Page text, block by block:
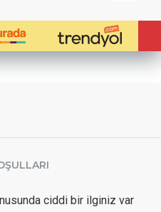
ciddi bir ilginiz var